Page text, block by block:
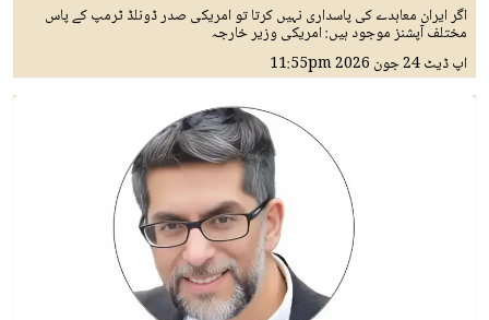
اگر ایران معاہدے کی پاسداری نہیں کرتا تو امریکی صدر ڈونلڈ ٹرمپ کے پاس
مختلف آپشنز موجود ہیں: امریکی وزیر خارجہ
اپ ڈیٹ24 جون 2026 11:55pm